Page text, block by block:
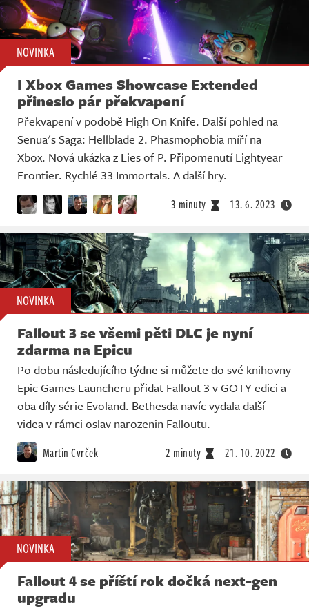
NOVINKA
I Xbox Games Showcase Extended
přineslo pár překvapení
Překvapení v podobě High On Knife. Další pohled na
Senua's Saga: Hellblade 2. Phasmophobia míří na
Xbox. Nová ukázka z Lies of P. Připomenutí Lightyear
Frontier. Rychlé 33 Immortals. A další hry.
3 minuty 13. 6. 2023
NOVINKA
Fallout 3 se všemi pěti DLC je nyní
zdarma na Epicu
Po dobu následujícího týdne si můžete do své knihovny
Epic Games Launcheru přidat Fallout 3 v GOTY edici a
oba díly série Evoland. Bethesda navíc vydala další
videa v rámci oslav narozenin Falloutu.
Martin Cvrček 2 minuty 21. 10. 2022
NOVINKA
Fallout 4 se příští rok dočká next-gen
upgradu